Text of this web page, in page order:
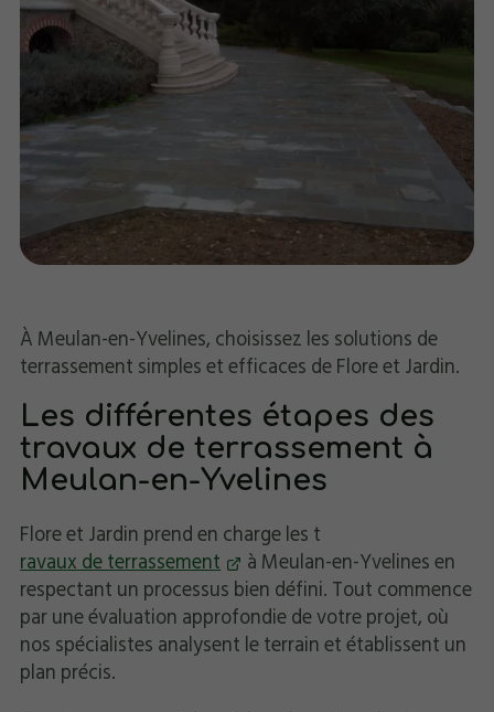
À Meulan-en-Yvelines, choisissez les solutions de
terrassement simples et efficaces de Flore et Jardin.
Les différentes étapes des
travaux de terrassement à
Meulan-en-Yvelines
Flore et Jardin prend en charge les t
ravaux de terrassement
à Meulan-en-Yvelines en
respectant un processus bien défini. Tout commence
par une évaluation approfondie de votre projet, où
nos spécialistes analysent le terrain et établissent un
plan précis.